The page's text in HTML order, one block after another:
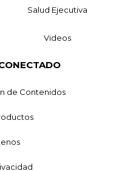
Salud Ejecutiva
Videos
de Contenidos